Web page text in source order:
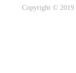
Copyright ©